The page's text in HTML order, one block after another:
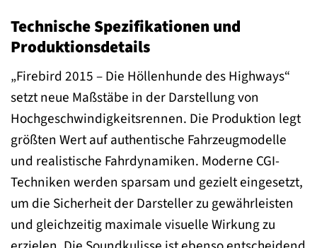
Technische Spezifikationen und
Produktionsdetails
„Firebird 2015 – Die Höllenhunde des Highways“
setzt neue Maßstäbe in der Darstellung von
Hochgeschwindigkeitsrennen. Die Produktion legt
größten Wert auf authentische Fahrzeugmodelle
und realistische Fahrdynamiken. Moderne CGI-
Techniken werden sparsam und gezielt eingesetzt,
um die Sicherheit der Darsteller zu gewährleisten
und gleichzeitig maximale visuelle Wirkung zu